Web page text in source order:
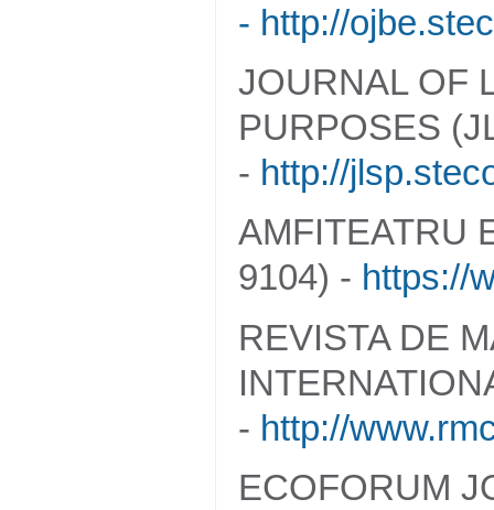
- http://
JOURNAL OF
PURPOSES
- http://
AMFITEATRU
9104) - https://
REVISTA DE
- http://
ECOFORUM